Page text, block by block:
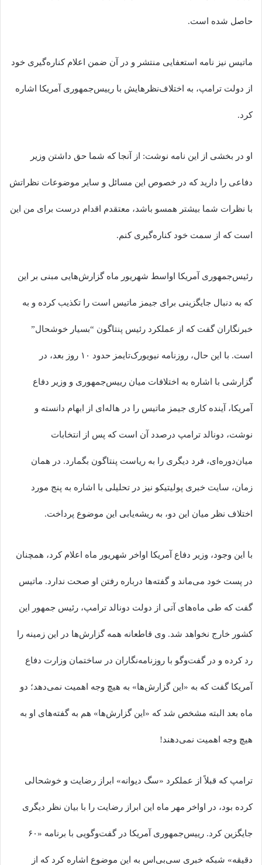
حاصل شده است.
ماتیس نیز نامه استعفایی منتشر و در آن ضمن اعلام کناره‌گیری خود
از دولت ترامپ، به اختلاف‌نظرهایش با رییس‌جمهوری آمریکا اشاره
کرد.
او در بخشی از این نامه نوشت: از آنجا که شما حق داشتن وزیر
دفاعی را دارید که در خصوص این مسائل و سایر موضوعات نظراتش
با نظرات شما بیشتر همسو باشد، معتقدم اقدام درست برای من این
است که از سمت خود کناره‌گیری کنم.
رئیس‌جمهوری آمریکا اواسط شهریور ماه گزارش‌هایی مبنی بر این
که به دنبال جایگزینی برای جیمز ماتیس است را تکذیب کرده و به
خبرنگاران گفت که از عملکرد رئیس پنتاگون “بسیار خوشحال”
است. با این حال، روزنامه نیویورک‌تایمز حدود ۱۰ روز بعد، در
گزارشی با اشاره به اختلافات میان رییس‌جمهوری و وزیر دفاع
آمریکا، آینده کاری جیمز ماتیس را در هاله‌ای از ابهام دانسته و
نوشت، دونالد ترامپ درصدد آن است که پس از انتخابات
میان‌دوره‌ای، فرد دیگری را به ریاست پنتاگون بگمارد. در همان
زمان، سایت خبری پولیتیکو نیز در تحلیلی با اشاره به پنج مورد
اختلاف نظر میان این دو، به ریشه‌یابی این موضوع پرداخت.
با این وجود، وزیر دفاع آمریکا اواخر شهریور ماه اعلام کرد، همچنان
در پست خود می‌ماند و گفته‌ها درباره رفتن او صحت ندارد. ماتیس
گفت که طی ماه‌های آتی از دولت دونالد ترامپ، رئیس جمهور این
کشور خارج نخواهد شد. وی قاطعانه همه گزارش‌ها در این زمینه را
رد کرده و در گفت‌وگو با روزنامه‌نگاران در ساختمان وزارت دفاع
آمریکا گفت که به «این گزارش‌ها» به هیچ وجه اهمیت نمی‌دهد؛ دو
ماه بعد البته مشخص شد که «این گزارش‌ها» هم به گفته‌های او به
هیچ وجه اهمیت نمی‌دهند!
ترامپ که قبلاً از عملکرد «سگ دیوانه» ابراز رضایت و خوشحالی
کرده بود، در اواخر مهر ماه این ابراز رضایت را با بیان نظر دیگری
جایگزین کرد. رییس‌جمهوری آمریکا در گفت‌وگویی با برنامه «۶۰
دقیقه» شبکه خبری سی‌بی‌اس به این موضوع اشاره کرد که از